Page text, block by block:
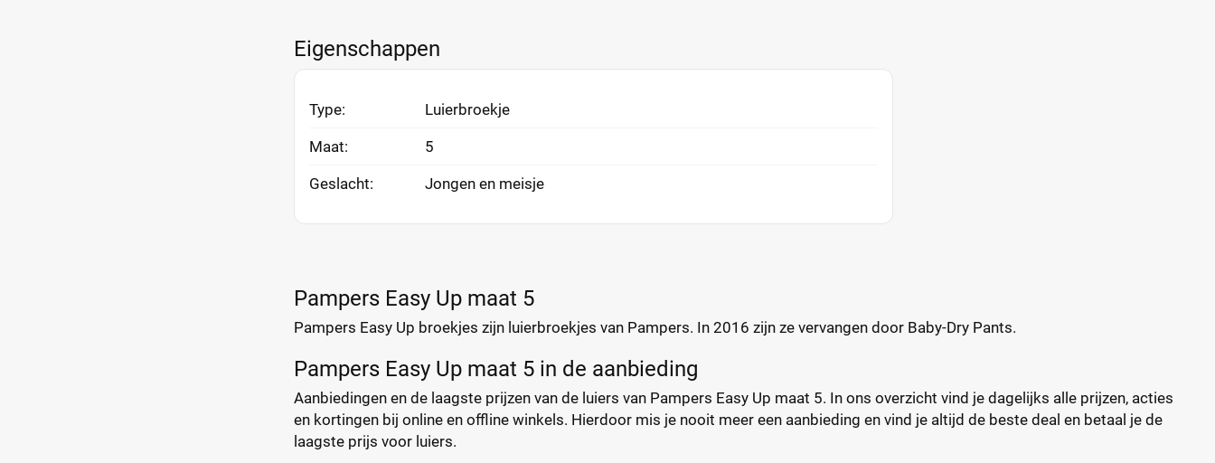
Eigenschappen
Type: Luierbroekje
Maat: 5
Geslacht: Jongen en meisje
Pampers Easy Up maat 5
Pampers Easy Up broekjes zijn luierbroekjes van Pampers. In 2016 zijn ze vervangen door Baby-Dry Pants.
Pampers Easy Up maat 5 in de aanbieding
Aanbiedingen en de laagste prijzen van de luiers van Pampers Easy Up maat 5. In ons overzicht vind je dagelijks alle prijzen, acties
en kortingen bij online en offline winkels. Hierdoor mis je nooit meer een aanbieding en vind je altijd de beste deal en betaal je de
laagste prijs voor luiers.